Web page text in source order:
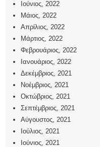
Ιούνιος, 2022
Μάιος, 2022
Απρίλιος, 2022
Μάρτιος, 2022
Φεβρουάριος, 2022
Ιανουάριος, 2022
Δεκέμβριος, 2021
Νοέμβριος, 2021
Οκτώβριος, 2021
Σεπτέμβριος, 2021
Αύγουστος, 2021
Ιούλιος, 2021
Ιούνιος, 2021